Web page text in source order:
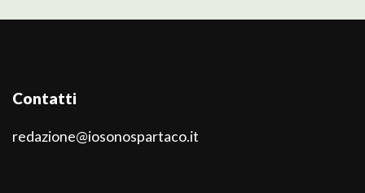
Contatti
redazione@iosonospartaco.it